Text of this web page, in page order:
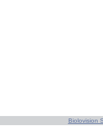
Biolovision